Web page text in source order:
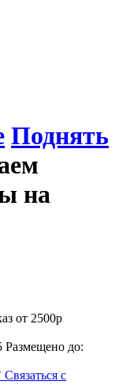
Поднять
на
от 2500р
Размещено до:
Связаться с